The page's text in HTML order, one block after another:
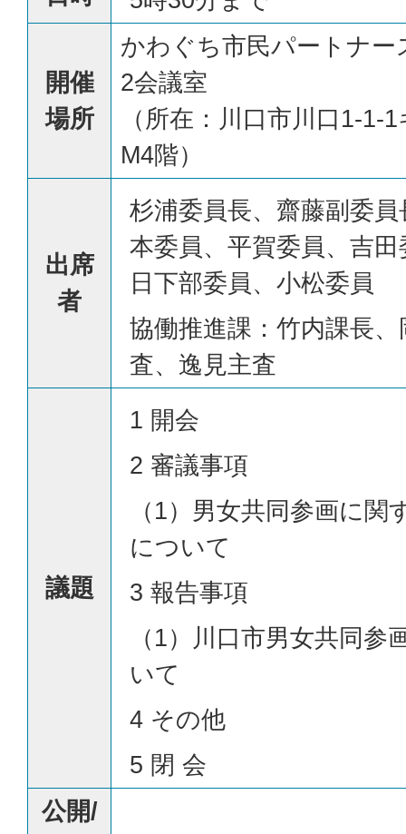
開催
場所
かわぐち市民パートナ
2会議室
（所在：川口市川口1-1-
M4階）
出席
者
杉浦委員長、齋藤副委
本委員、平賀委員、吉
日下部委員、小松委員
協働推進課：竹内課長
査、逸見主査
議題
1 開会
2 審議事項
（1）男女共同参画に関
について
3 報告事項
（1）川口市男女共同参
いて
4 その他
5 閉 会
公開/